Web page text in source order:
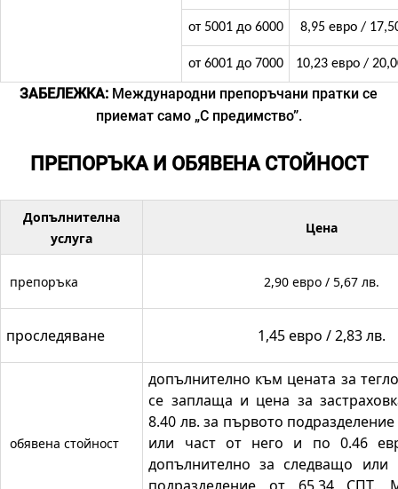
от 5001 до 6000 8,95 евро /
от 6001 до 7000 10,23 евро /
ЗАБЕЛЕЖКА: Международни препоръчани пратки се
приемат само „С предимство”.
ПРЕПОРЪКА И ОБЯВЕНА СТОЙНОСТ
Допълнителна
услуга
Цена
препоръка 2,90 евро / 5,67 лв.
проследяване 1,45 евро / 2,83 лв.
обявена стойност
допълнително към цената за
се заплаща и цена за
8.40 лв. за първото
или част от него и по 0.46
допълнително за следващо или